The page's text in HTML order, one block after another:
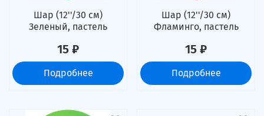
Шар (12''/30 см)
Зеленый, пастель
15 ₽
Подробнее
Шар (12''/30 см)
Фламинго, пастель
15 ₽
Подробнее